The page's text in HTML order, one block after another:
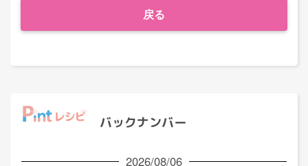
戻る
バックナンバー
2026/08/06